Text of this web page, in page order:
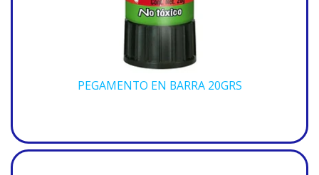
PEGAMENTO EN BARRA 20GRS